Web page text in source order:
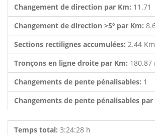
Changement de direction par Km: 11.71
Changement de direction >5º par Km:
Sections rectilignes accumulées: 2.44 Km
Tronçons en ligne droite par Km: 180.87
Changements de pente pénalisables: 1
Changements de pente pénalisables par
Temps total: 3:24:28 h